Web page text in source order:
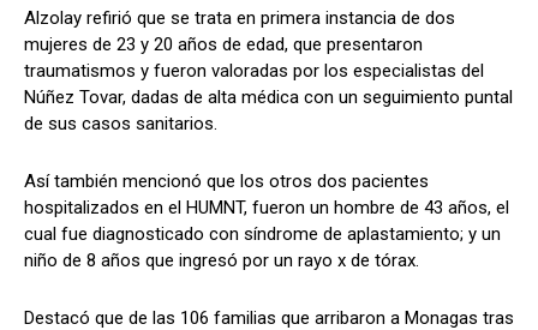
Alzolay refirió que se trata en primera instancia de dos
mujeres de 23 y 20 años de edad, que presentaron
traumatismos y fueron valoradas por los especialistas del
Núñez Tovar, dadas de alta médica con un seguimiento puntal
de sus casos sanitarios.
Así también mencionó que los otros dos pacientes
hospitalizados en el HUMNT, fueron un hombre de 43 años, el
cual fue diagnosticado con síndrome de aplastamiento; y un
niño de 8 años que ingresó por un rayo x de tórax.
Destacó que de las 106 familias que arribaron a Monagas tras